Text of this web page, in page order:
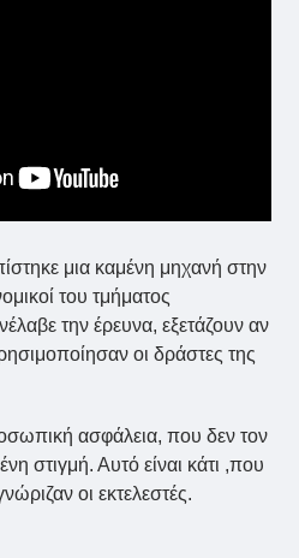
μια καμένη μηχανή στην
του τμήματος
την έρευνα, εξετάζουν αν
οι δράστες της
ασφάλεια, που δεν τον
στιγμή. Αυτό είναι κάτι ,που
οι εκτελεστές.